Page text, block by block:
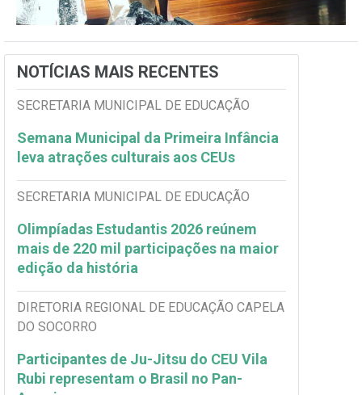
NOTÍCIAS MAIS RECENTES
SECRETARIA MUNICIPAL DE EDUCAÇÃO
Semana Municipal da Primeira Infância
leva atrações culturais aos CEUs
SECRETARIA MUNICIPAL DE EDUCAÇÃO
Olimpíadas Estudantis 2026 reúnem
mais de 220 mil participações na maior
edição da história
DIRETORIA REGIONAL DE EDUCAÇÃO CAPELA
DO SOCORRO
Participantes de Ju-Jitsu do CEU Vila
Rubi representam o Brasil no Pan-